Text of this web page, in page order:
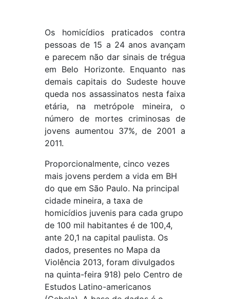
Os homicídios praticados contra
pessoas de 15 a 24 anos avançam
e parecem não dar sinais de trégua
em Belo Horizonte. Enquanto nas
demais capitais do Sudeste houve
queda nos assassinatos nesta faixa
etária, na metrópole mineira, o
número de mortes criminosas de
jovens aumentou 37%, de 2001 a
2011.
Proporcionalmente, cinco vezes
mais jovens perdem a vida em BH
do que em São Paulo. Na principal
cidade mineira, a taxa de
homicídios juvenis para cada grupo
de 100 mil habitantes é de 100,4,
ante 20,1 na capital paulista. Os
dados, presentes no Mapa da
Violência 2013, foram divulgados
na quinta-feira 918) pelo Centro de
Estudos Latino-americanos